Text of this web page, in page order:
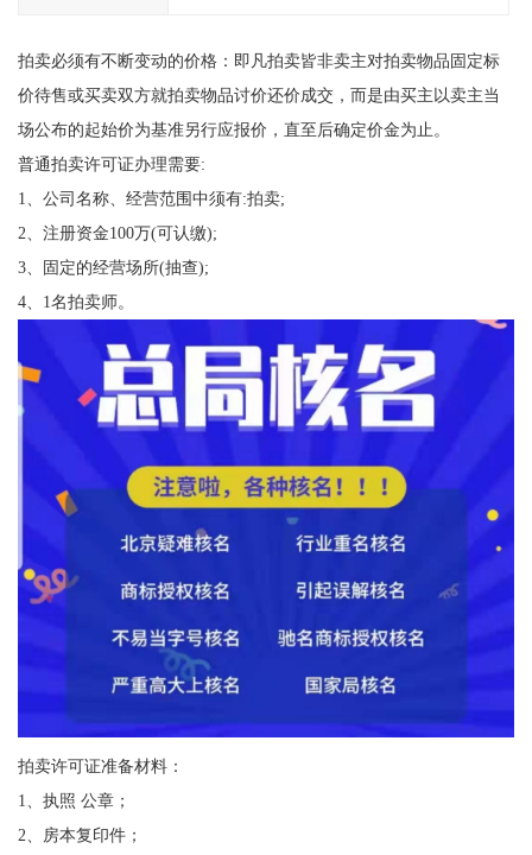
拍卖必须有不断变动的价格：即凡拍卖皆非卖主对拍卖物品固定标
价待售或买卖双方就拍卖物品讨价还价成交，而是由买主以卖主当
场公布的起始价为基准另行应报价，直至后确定价金为止。
普通拍卖许可证办理需要:
1、公司名称、经营范围中须有:拍卖;
2、注册资金100万(可认缴);
3、固定的经营场所(抽查);
4、1名拍卖师。
拍卖许可证准备材料：
1、执照 公章；
2、房本复印件；